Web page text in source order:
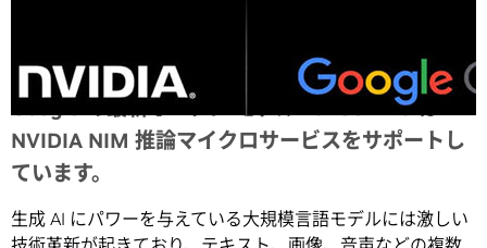
Google の最新オープン モデル PaliGemma は
NVIDIA NIM 推論マイクロサービスをサポートし
ています。
生成 AI にパワーを与えている大規模言語モデルには激しい